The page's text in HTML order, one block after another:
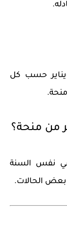
حسب كل
من منحة؟
نفس السنة
بعض الحالات.